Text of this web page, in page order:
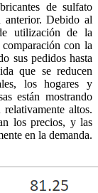
de sulfato
anterior. Debido al
utilización de la
con la
sus pedidos hasta
que se reducen
los hogares y
están mostrando
altos.
los precios, y las
en la demanda.